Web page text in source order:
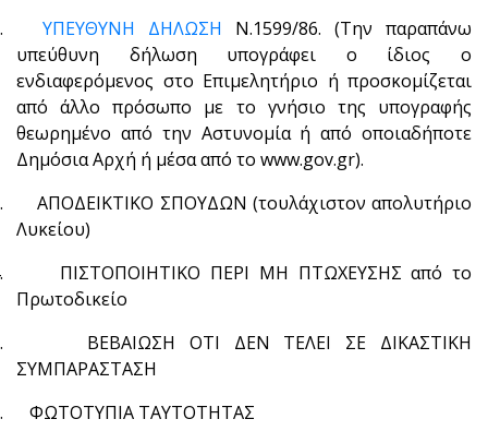
ΥΠΕΥΘΥΝΗ ΔΗΛΩΣΗ Ν.1599/86. (Την παραπάνω
υπεύθυνη δήλωση υπογράφει ο ίδιος ο
ενδιαφερόμενος στο Επιμελητήριο ή προσκομίζεται
από άλλο πρόσωπο με το γνήσιο της υπογραφής
θεωρημένο από την Αστυνομία ή από οποιαδήποτε
Δημόσια Αρχή ή μέσα από το www.gov.gr).
ΑΠΟΔΕΙΚΤΙΚΟ ΣΠΟΥΔΩΝ (τουλάχιστον απολυτήριο
Λυκείου)
ΠΙΣΤΟΠΟΙΗΤΙΚΟ ΠΕΡΙ ΜΗ ΠΤΩΧΕΥΣΗΣ από το
Πρωτοδικείο
ΒΕΒΑΙΩΣΗ ΟΤΙ ΔΕΝ ΤΕΛΕΙ ΣΕ ΔΙΚΑΣΤΙΚΗ
ΣΥΜΠΑΡΑΣΤΑΣΗ
ΦΩΤΟΤΥΠΙΑ ΤΑΥΤΟΤΗΤΑΣ